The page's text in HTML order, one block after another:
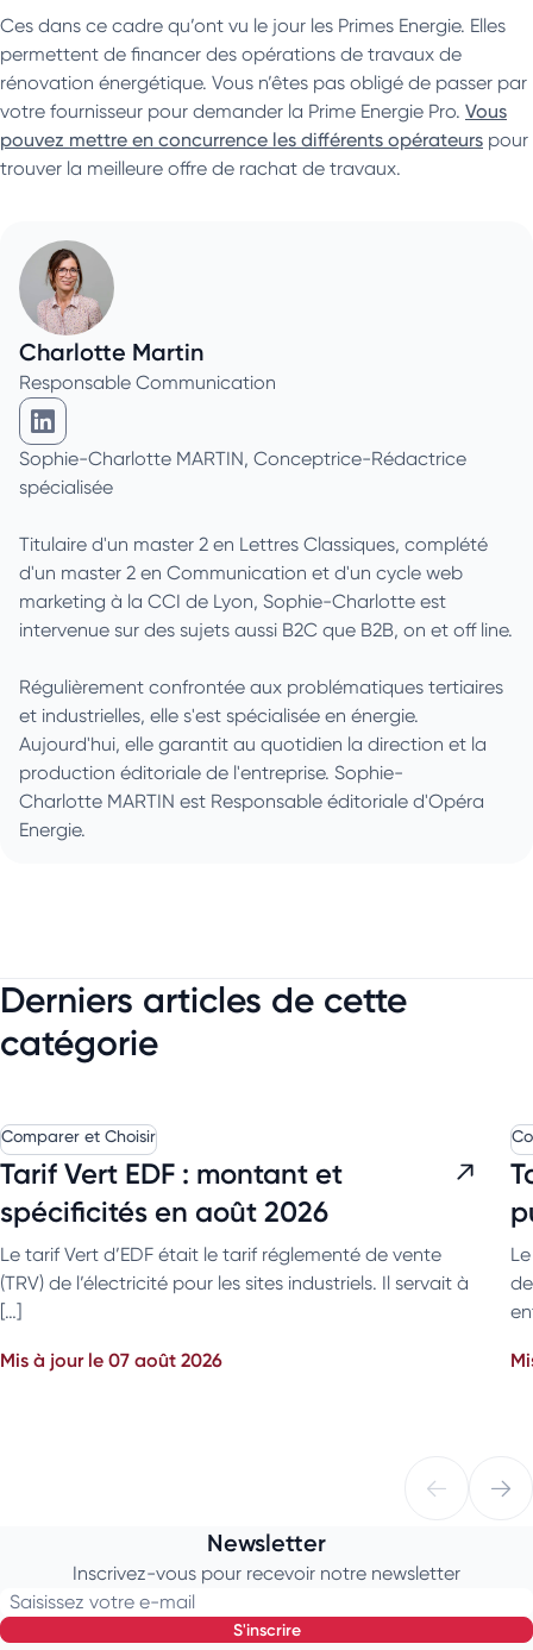
Ces dans ce cadre qu’ont vu le jour les Primes Energie. Elles
permettent de financer des opérations de travaux de
rénovation énergétique. Vous n’êtes pas obligé de passer par
votre fournisseur pour demander la Prime Energie Pro. Vous
pouvez mettre en concurrence les différents opérateurs pour
trouver la meilleure offre de rachat de travaux.
Charlotte Martin
Responsable Communication
Charlotte Martin sur Linkedin
Sophie-Charlotte MARTIN, Conceptrice-Rédactrice
spécialisée
Titulaire d'un master 2 en Lettres Classiques, complété
d'un master 2 en Communication et d'un cycle web
marketing à la CCI de Lyon, Sophie-Charlotte est
intervenue sur des sujets aussi B2C que B2B, on et off line.
Régulièrement confrontée aux problématiques tertiaires
et industrielles, elle s'est spécialisée en énergie.
Aujourd'hui, elle garantit au quotidien la direction et la
production éditoriale de l'entreprise. Sophie-
Charlotte MARTIN est Responsable éditoriale d'Opéra
Energie.
Derniers articles de cette
catégorie
Comparer et Choisir
Tarif Vert EDF : montant et
spécificités en août 2026
Le tarif Vert d’EDF était le tarif réglementé de vente
(TRV) de l’électricité pour les sites industriels. Il servait à
[…]
Mis à jour le 07 août 2026
Newsletter
Inscrivez-vous pour recevoir notre newsletter
Saisissez votre e-mail
s'inscrire